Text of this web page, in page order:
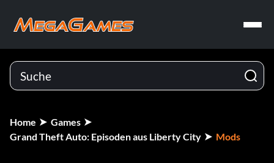
Home
Games
Grand Theft Auto: Episoden aus Liberty City
Mods